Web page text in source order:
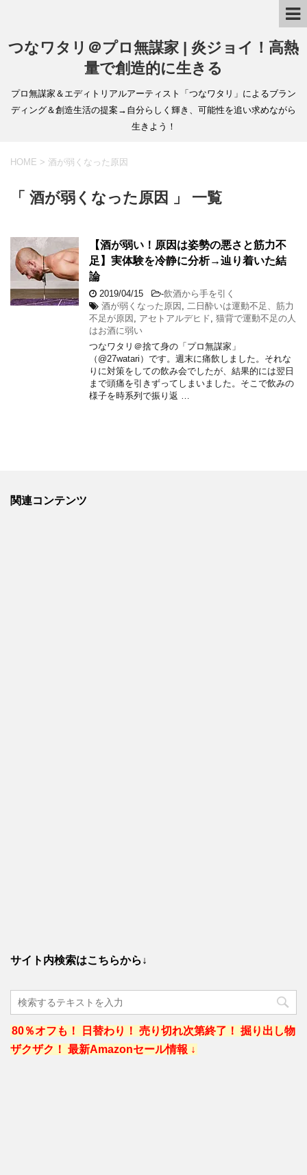
つなワタリ＠プロ無謀家 | 炎ジョイ！高熱
量で創造的に生きる
プロ無謀家＆エディトリアルアーティスト「つなワタリ」によるブラン
ディング＆創造生活の提案→自分らしく輝き、可能性を追い求めながら
生きよう！
HOME > 酒が弱くなった原因
「 酒が弱くなった原因 」 一覧
【酒が弱い！原因は姿勢の悪さと筋力不
足】実体験を冷静に分析→辿り着いた結
論
2019/04/15 -飲酒から手を引く
酒が弱くなった原因
二日酔いは運動不足、筋力
不足が原因
アセトアルデヒド 猫背で運動不足の人
はお酒に弱い
つなワタリ＠捨て身の「プロ無謀家」
（@27watari）です。週末に痛飲しました。それな
りに対策をしての飲み会でしたが、結果的には翌日
まで頭痛を引きずってしまいました。そこで飲みの
様子を時系列で振り返 …
関連コンテンツ
サイト内検索はこちらから↓
80％オフも！ 日替わり！ 売り切れ次第終了！ 掘り出し物
ザクザク！ 最新Amazonセール情報 ↓